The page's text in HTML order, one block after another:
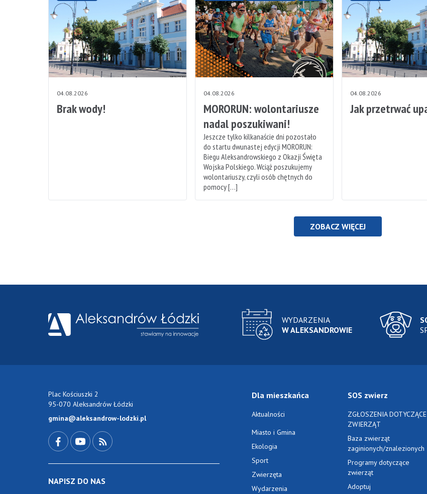
04.08.2026
Brak wody!
04.08.2026
MORORUN: wolontariusze
nadal poszukiwani!
Jeszcze tylko kilkanaście dni pozostało
do startu dwunastej edycji MORORUN:
Biegu Aleksandrowskiego z Okazji Święta
Wojska Polskiego. Wciąż poszukujemy
wolontariuszy, czyli osób chętnych do
pomocy […]
04.08.2026
Jak przetrwać
ZOBACZ WIĘCEJ
WYDARZENIA
W ALEKSANDROWIE
Plac Kościuszki 2
95-070 Aleksandrów Łódzki
gmina@aleksandrow-lodzki.pl
NAPISZ DO NAS
Dla mieszkańca
Aktualności
Miasto i Gmina
Ekologia
Sport
Zwierzęta
Wydarzenia
SOS zwierz
ZGŁOSZENIA DOTYCZĄCE
ZWIERZĄT
Baza zwierząt
zaginionych/znalezionych
Programy dotyczące
zwierząt
Adoptuj